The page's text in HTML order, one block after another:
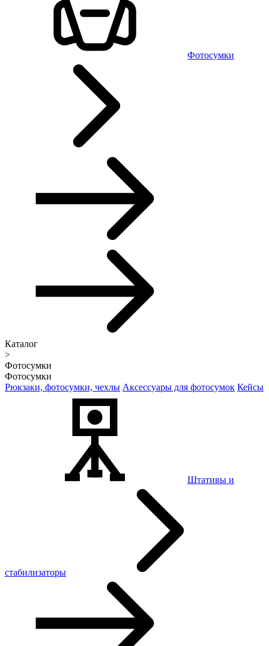
Фотосумки
Каталог
>
Фотосумки
Фотосумки
Рюкзаки, фотосумки, чехлы Аксессуары для фотосумок Кейсы
Штативы и
стабилизаторы